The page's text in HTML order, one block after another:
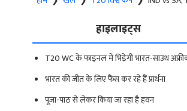
हाइलाइट्स
T20 WC के फाइनल में भिड़ेगी भारत-साउथ
भारत की जीत के लिए फैंस कर रहे हैं प्रार्थना
पूजा-पाठ से लेकर किया जा रहा है हवन